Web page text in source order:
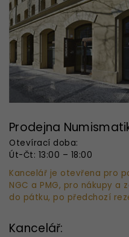
Prodejna
Otevírací doba:
Út-Čt: 13:00 – 18:00
Kancelář je otevřena pro
NGC a PMG, pro nákupy
do pátku, po předchozí
Kancelář: